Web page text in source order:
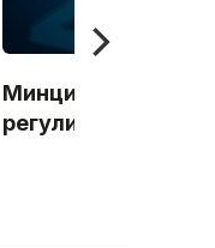
Минцифры
регулирования